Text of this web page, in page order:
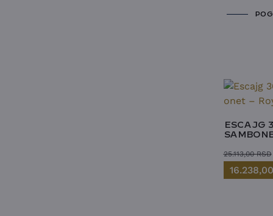
ESCAJG
25.113,00RSD
16.238,00